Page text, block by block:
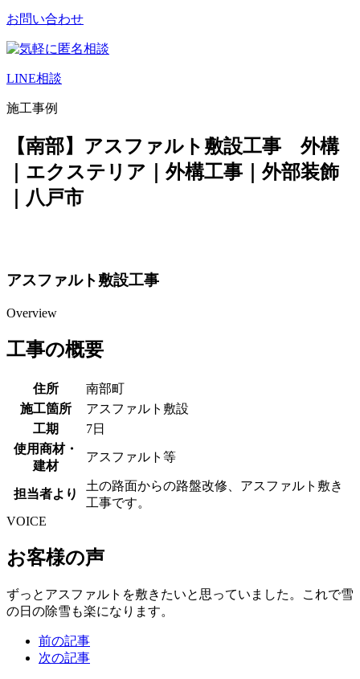
お問い合わせ
LINE相談
施工事例
【南部】アスファルト敷設工事 外構
｜エクステリア｜外構工事｜外部装飾
｜八戸市
アスファルト敷設工事
Overview
工事の概要
住所
南部町
施工箇所
アスファルト敷設
工期
7日
使用商材・
建材
アスファルト等
担当者より
土の路面からの路盤改修、アスファルト敷き
工事です。
VOICE
お客様の声
ずっとアスファルトを敷きたいと思っていました。これで雪
の日の除雪も楽になります。
前の記事
次の記事